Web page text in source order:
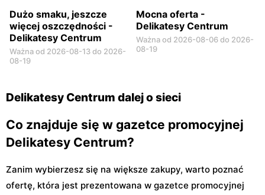
Dużo smaku, jeszcze
więcej oszczędności -
Delikatesy Centrum
Ważna od 2026-08-13 do 2026-
08-19
Mocna oferta -
Delikatesy Centrum
Ważna od 2026-08-06 do 2026-
08-19
Delikatesy Centrum dalej o sieci
Co znajduje się w gazetce promocyjnej
Delikatesy Centrum?
Zanim wybierzesz się na większe zakupy, warto poznać
ofertę, która jest prezentowana w gazetce promocyjnej